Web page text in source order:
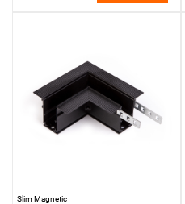
Slim Magnetic